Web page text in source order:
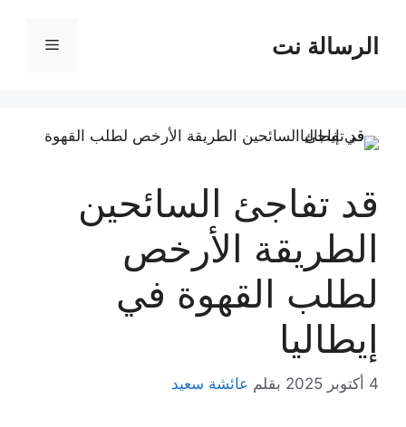
المحتوىالرسالة نت القائمة
قد تفاجئ السائحين
الطريقة الأرخص
لطلب القهوة في
إيطاليا
4 أكتوبر 2025 بقلم عائشة سعيد